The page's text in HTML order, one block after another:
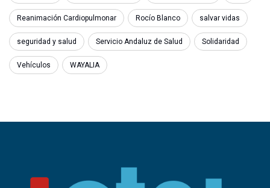
Reanimación Cardiopulmonar Rocío Blanco salvar vidas
seguridad y salud Servicio Andaluz de Salud Solidaridad
Vehículos WAYALIA